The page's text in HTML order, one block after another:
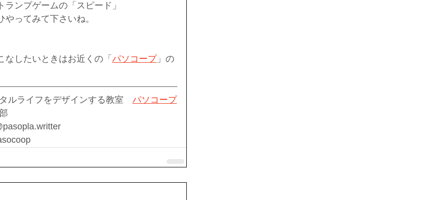
ンプゲームの「スピード」
ってみて下さいね。
したいときはお近くの「 パソコープ」の
ルライフをデザインする教室 パソコープ